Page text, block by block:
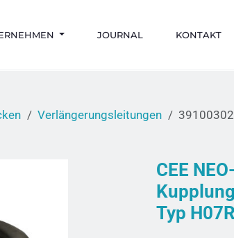
JOURNAL KONTAKT
Verlängerungsleitungen
CEE
Typ